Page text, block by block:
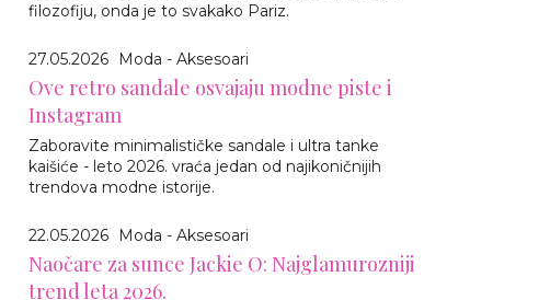
filozofiju, onda je to svakako Pariz.
27.05.2026 Moda - Aksesoari
Ove retro sandale osvajaju modne piste i
Instagram
Zaboravite minimalističke sandale i ultra tanke
kaišiće - leto 2026. vraća jedan od najikoničnijih
trendova modne istorije.
22.05.2026 Moda - Aksesoari
Naočare za sunce Jackie O: Najglamurozniji
trend leta 2026.